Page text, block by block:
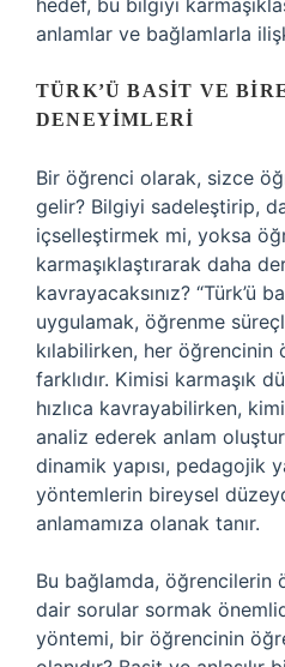
hedef, bu bilgiyi
anlamlar ve bağlamlarla
TÜRK’Ü BASIT VE
DENEYIMLERI
Bir öğrenci olarak, sizce
gelir? Bilgiyi sadeleştirip,
içselleştirmek mi, yoksa
karmaşıklaştırarak daha
kavrayacaksınız? “Türk’ü
uygulamak, öğrenme
kılabilirken, her öğrencinin
farklıdır. Kimisi karmaşık
hızlıca kavrayabilirken,
analiz ederek anlam
dinamik yapısı, pedagojik
yöntemlerin bireysel
anlamamıza olanak tanır.
Bu bağlamda, öğrencilerin
dair sorular sormak
yöntemi, bir öğrencinin